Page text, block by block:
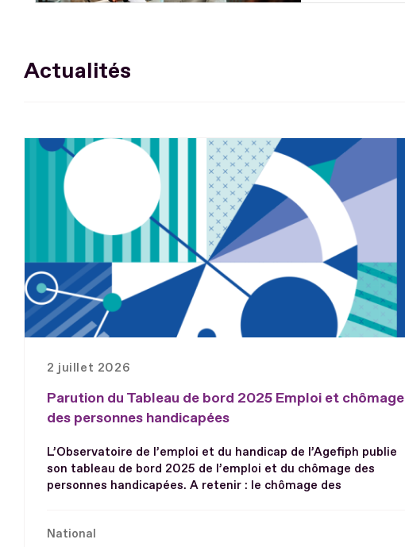
Actualités
2 juillet 2026
Parution du Tableau de bord 2025 Emploi et chômage
des personnes handicapées
L’Observatoire de l’emploi et du handicap de l’Agefiph publie
son tableau de bord 2025 de l’emploi et du chômage des
personnes handicapées. A retenir : le chômage des
National